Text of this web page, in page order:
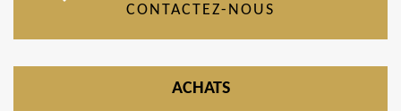
CONTACTEZ-NOUS
ACHATS